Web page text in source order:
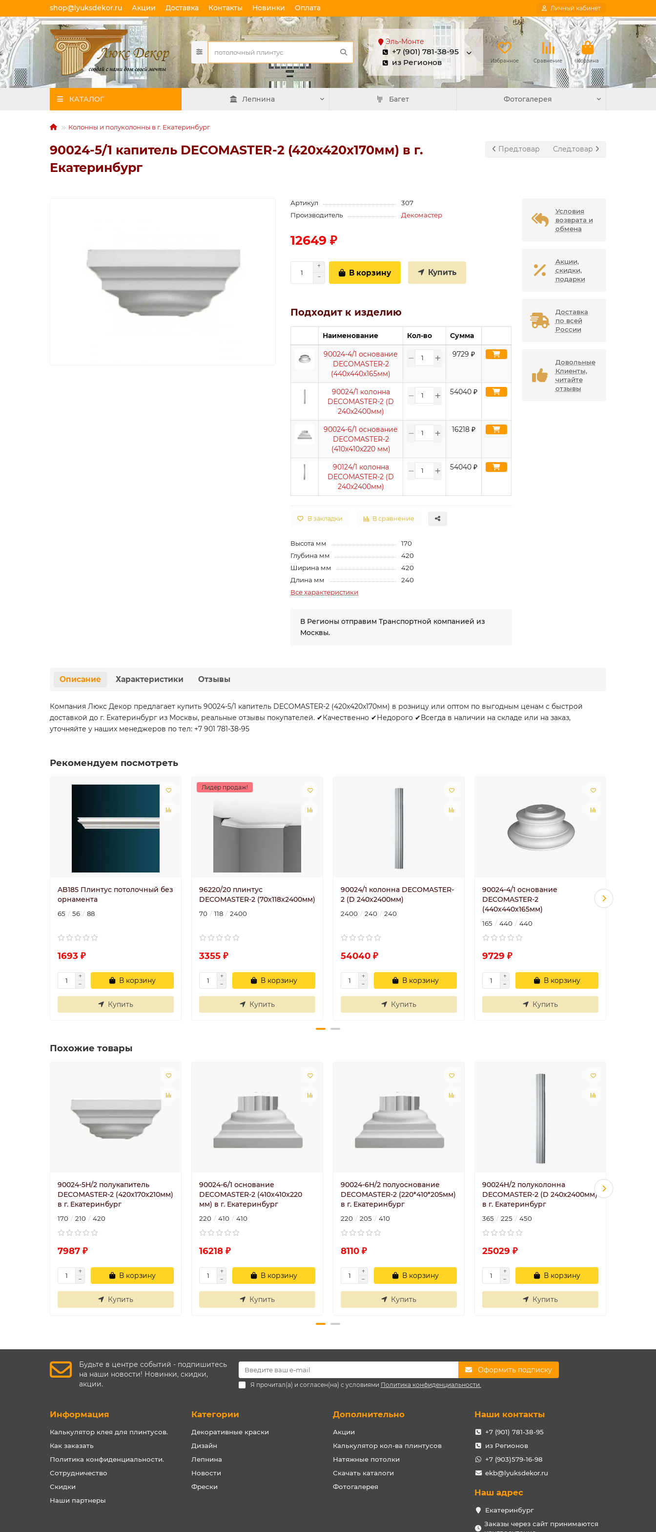
shop@lyuksdekor.ru Акции Доставка Контакты Новинки Оплата Личный кабинет
Эль-Монте
+7 (901) 781-38-95
из Регионов
Избранное Сравнение Корзина
КАТАЛОГ Лепнина Багет Фотогалерея
Колонны и полуколонны в г. Екатеринбург
Пред.товар След.товар
90024-5/1 капитель DECOMASTER-2 (420х420х170мм) в г.
Екатеринбург
Артикул
307
Производитель
Декомастер
12649 ₽
В корзину Купить
Подходит к изделию
Наименование Кол-во Сумма
90024-4/1 основание
DECOMASTER-2
(440х440х165мм)
9729 ₽
90024/1 колонна
DECOMASTER-2 (D
240х2400мм)
54040 ₽
90024-6/1 основание
DECOMASTER-2
(410x410x220 мм)
16218 ₽
90124/1 колонна
DECOMASTER-2 (D
240х2400мм)
54040 ₽
В закладки В сравнение
Высота мм
170
Глубина мм
420
Ширина мм
420
Длина мм
240
Все характеристики
В Регионы отправим Транспортной компанией из
Москвы.
Условия
возврата и
обмена
Акции,
скидки,
подарки
Доставка
по всей
России
Довольные
Клиенты,
читайте
отзывы
Описание Характеристики Отзывы
Компания Люкс Декор предлагает купить 90024-5/1 капитель DECOMASTER-2 (420х420х170мм) в розницу или оптом по выгодным ценам с быстрой
доставкой до г. Екатеринбург из Москвы, реальные отзывы покупателей. ✔Качественно ✔Недорого ✔Всегда в наличии на складе или на заказ,
уточняйте у наших менеджеров по тел: +7 901 781-38-95
Рекомендуем посмотреть
AB185 Плинтус потолочный без
орнамента
65 56 88
1693 ₽
В корзину
Купить
Лидер продаж!
96220/20 плинтус
DECOMASTER-2 (70х118х2400мм)
70 118 2400
3355 ₽
В корзину
Купить
90024/1 колонна DECOMASTER-
2 (D 240х2400мм)
2400 240 240
54040 ₽
В корзину
Купить
90024-4/1 основание
DECOMASTER-2
(440х440х165мм)
165 440 440
9729 ₽
В корзину
Купить
Похожие товары
90024-5H/2 полукапитель
DECOMASTER-2 (420х170х210мм)
в г. Екатеринбург
170 210 420
7987 ₽
В корзину
Купить
90024-6/1 основание
DECOMASTER-2 (410x410x220
мм) в г. Екатеринбург
220 410 410
16218 ₽
В корзину
Купить
90024-6H/2 полуоснование
DECOMASTER-2 (220*410*205мм)
в г. Екатеринбург
220 205 410
8110 ₽
В корзину
Купить
90024H/2 полуколонна
DECOMASTER-2 (D 240х2400мм)
в г. Екатеринбург
365 225 450
25029 ₽
В корзину
Купить
Будьте в центре событий - подпишитесь
на наши новости! Новинки, скидки,
акции.
Оформить подписку
Я прочитал(а) и согласен(на) с условиями Политика конфиденциальности.
Информация
Калькулятор клея для плинтусов.
Как заказать
Политика конфиденциальности.
Сотрудничество
Скидки
Наши партнеры
Категории
Декоративные краски
Дизайн
Лепнина
Новости
Фрески
Дополнительно
Акции
Калькулятор кол-ва плинтусов
Натяжные потолки
Скачать каталоги
Фотогалерея
Наши контакты
+7 (901) 781-38-95
из Регионов
+7 (903)579-16-98
ekb@lyuksdekor.ru
Наш адрес
Екатеринбург
Заказы через сайт принимаются